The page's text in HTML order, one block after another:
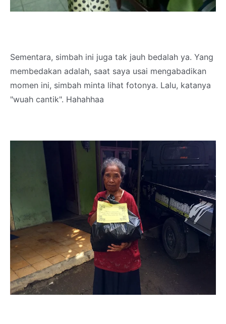
Sementara, simbah ini juga tak jauh bedalah ya. Yang
membedakan adalah, saat saya usai mengabadikan
momen ini, simbah minta lihat fotonya. Lalu, katanya
"wuah cantik". Hahahhaa